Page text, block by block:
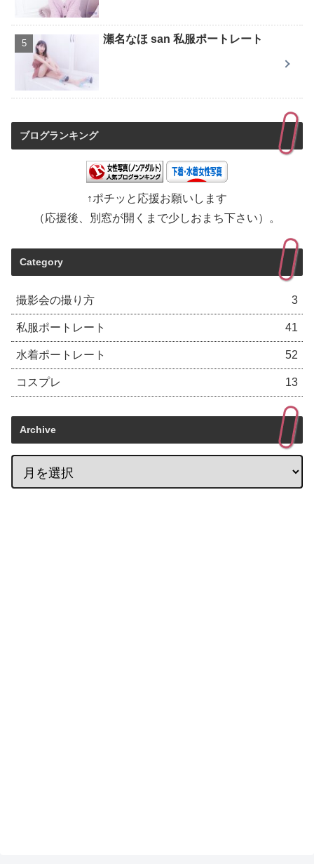
瀬名なほ san 私服ポートレート
ブログランキング
↑ポチッと応援お願いします
（応援後、別窓が開くまで少しおまち下さい）。
Category
撮影会の撮り方 3
私服ポートレート 41
水着ポートレート 52
コスプレ 13
Archive